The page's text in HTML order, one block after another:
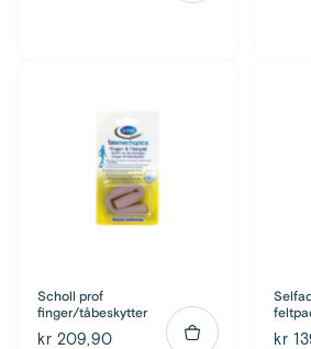
Scholl prof
finger/tåbeskytter
kr 209,90 kr